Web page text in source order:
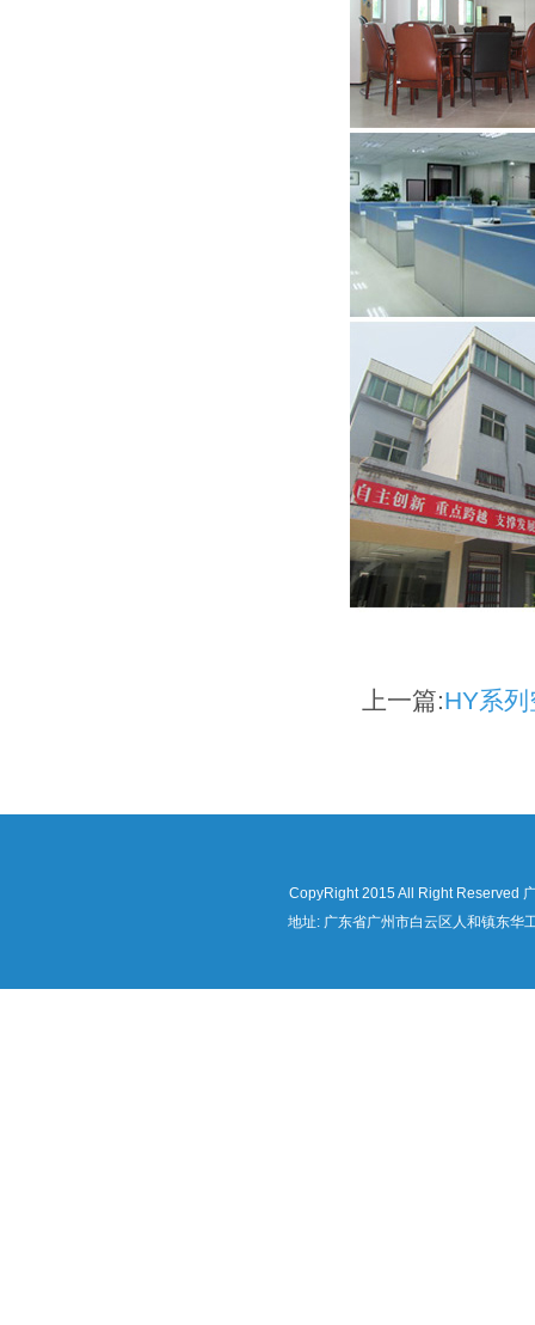
上一篇:HY系
CopyRight 2015 All Right Reserved
地址: 广东省广州市白云区人和镇东